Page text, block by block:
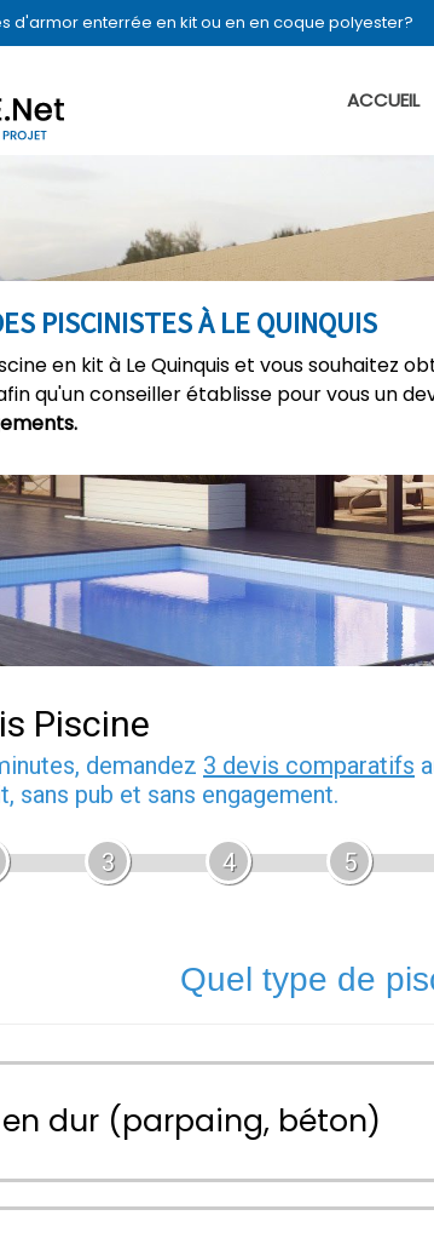
d'armor enterrée en kit ou en en coque polyester?
ACCUEIL
PISCINISTES À LE QUINQUIS
en kit à Le Quinquis et vous souhaitez
qu'un conseiller établisse pour vous un
Piscine
demandez 3 devis comparatifs
sans pub et sans engagement.
3 4 5
Quel type de
en dur (parpaing, béton)